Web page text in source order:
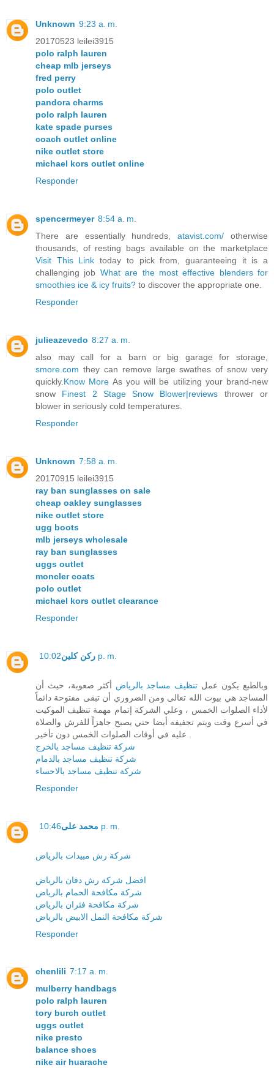
Unknown 9:23 a. m.
20170523 leilei3915
polo ralph lauren
cheap mlb jerseys
fred perry
polo outlet
pandora charms
polo ralph lauren
kate spade purses
coach outlet online
nike outlet store
michael kors outlet online
Responder
spencermeyer 8:54 a. m.
There are essentially hundreds,atavist.com/ otherwise
thousands, of resting bags available on the marketplace
Visit This Link today to pick from, guaranteeing it is a
challenging job What are the most effective blenders for
smoothies ice & icy fruits? to discover the appropriate one.
Responder
julieazevedo 8:27 a. m.
also may call for a barn or big garage for storage,
smore.com they can remove large swathes of snow very
quickly. Know More As you will be utilizing your brand-new
snow Finest 2 Stage Snow Blower|reviews thrower or
blower in seriously cold temperatures.
Responder
Unknown 7:58 a. m.
20170915 leilei3915
ray ban sunglasses on sale
cheap oakley sunglasses
nike outlet store
ugg boots
mlb jerseys wholesale
ray ban sunglasses
uggs outlet
moncler coats
polo outlet
michael kors outlet clearance
Responder
ركن كلين 10:02 p. m.
وبالطبع يكون عمل تنظيف مساجد بالرياض أكثر صعوبة، حيث أن
المساجد هي بيوت الله تعالى ومن الضروري أن تبقى مفتوحة دائماً
لأداء الصلوات الخمس ، وعلي الشركة إتمام مهمة تنظيف الموكيت
في أسرع وقت ويتم تجفيفه أيضا حتي يصبح جاهزاً للفرش والصلاة
شركة تنظيف مساجد بالخرج
شركة تنظيف مساجد بالدمام
شركة تنظيف مساجد بالاحساء
Responder
محمد على 10:46 p. m.
شركة رش مبيدات بالرياض
افضل شركة رش دفان بالرياض
شركة مكافحة الحمام بالرياض
شركة مكافحة فئران بالرياض
شركة مكافحة النمل الابيض بالرياض
Responder
chenlili 7:17 a. m.
mulberry handbags
polo ralph lauren
tory burch outlet
uggs outlet
nike presto
balance shoes
nike air huarache